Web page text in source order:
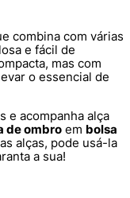
combina com várias
e fácil de
mas com
o essencial de
e acompanha alça
de ombro em bolsa
alças, pode usá-la
a sua!